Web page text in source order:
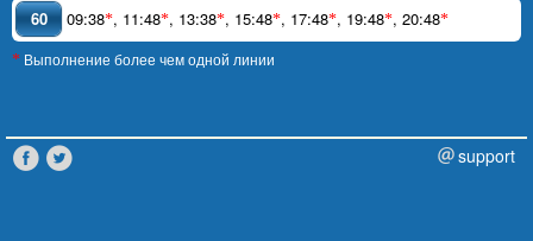
60 09:38*, 11:48*, 13:38*, 15:48*, 17:48*, 19:48*, 20:48*
* Выполнение более чем одной линии
support